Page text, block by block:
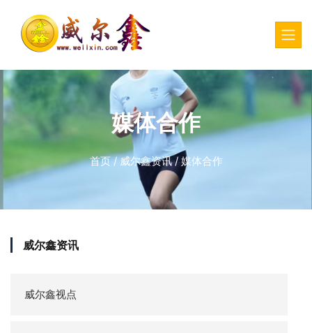
媒体合作
首页/威尔鑫资讯/媒体合作
威尔鑫资讯
威尔鑫视点